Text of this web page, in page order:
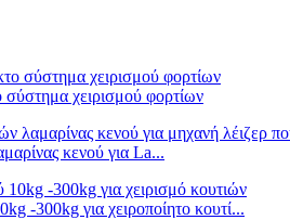
χειρισμού φορτίων
κενού για La...
-300kg για χειροποίητο κουτί...